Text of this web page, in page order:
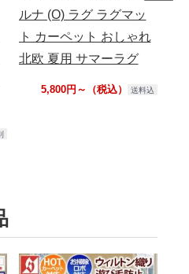
ルナ (O) ラグ ラグマッ
ト カーペット おしゃれ
北欧 夏用 サマーラグ
5,800円～（税込） 送料込